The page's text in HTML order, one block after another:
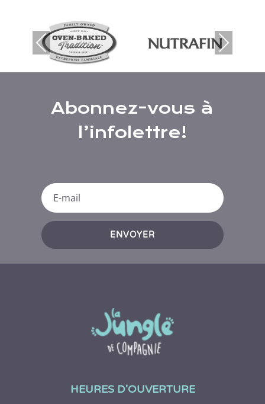
Prev
ious
Nex
t
Abonnez-vous à
l’infolettre!
ENVOYER
HEURES D'OUVERTURE